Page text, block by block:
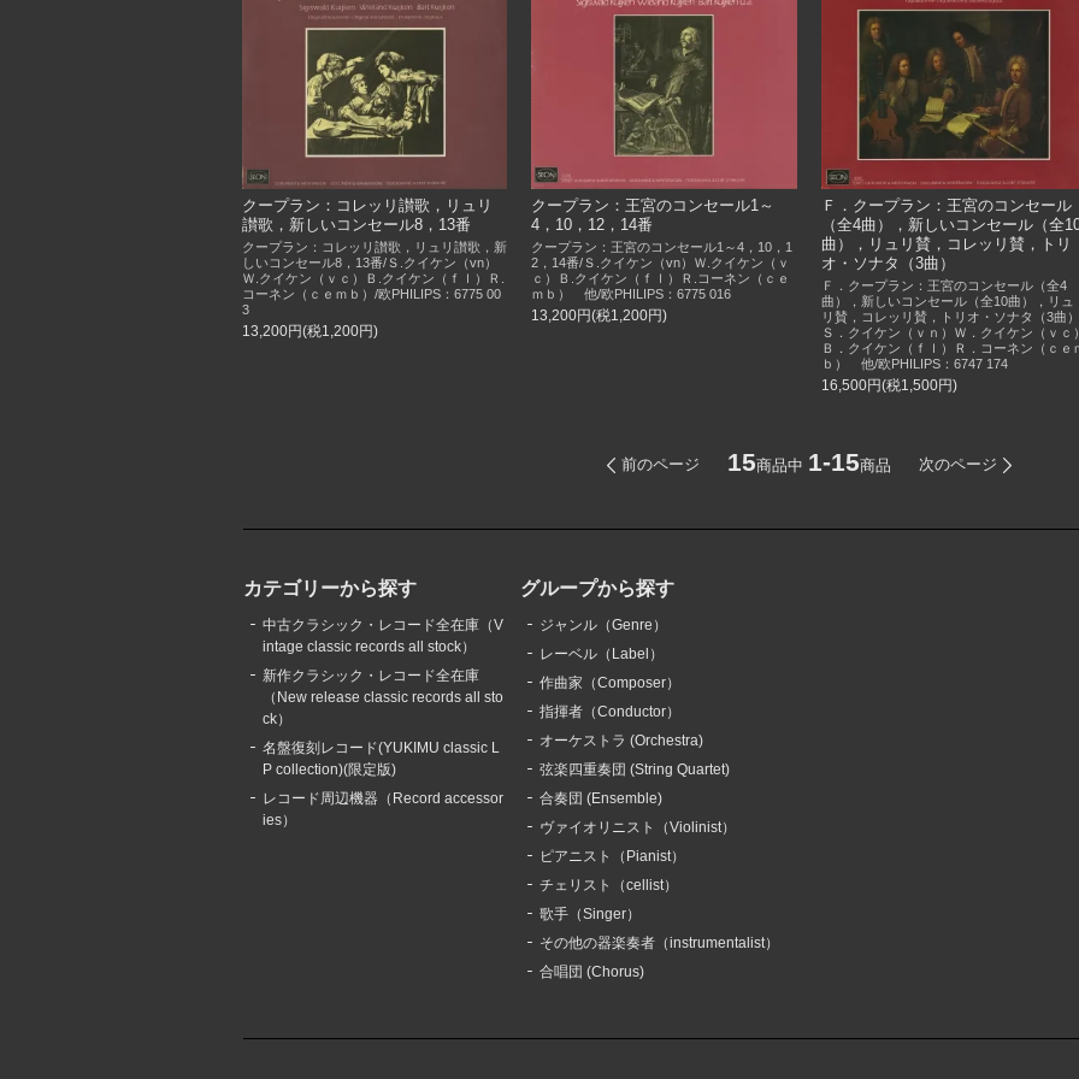
クープラン：コレッリ讃歌，リュリ
讃歌，新しいコンセール8，13番
クープラン：コレッリ讃歌，リュリ讃歌，新
しいコンセール8，13番/Ｓ.クイケン（vn）
Ｗ.クイケン（ｖｃ）Ｂ.クイケン（ｆｌ）Ｒ.
コーネン（ｃｅｍｂ）/欧PHILIPS：6775 00
3
13,200円(税1,200円)
クープラン：王宮のコンセール1～
4，10，12，14番
クープラン：王宮のコンセール1～4，10，1
2，14番/Ｓ.クイケン（vn）Ｗ.クイケン（ｖ
ｃ）Ｂ.クイケン（ｆｌ）Ｒ.コーネン（ｃｅ
ｍｂ） 他/欧PHILIPS：6775 016
13,200円(税1,200円)
Ｆ．クープラン：王宮のコンセール
（全4曲），新しいコンセール（全
曲），リュリ賛，コレッリ賛，トリ
オ・ソナタ（3曲）
Ｆ．クープラン：王宮のコンセール（全4
曲），新しいコンセール（全10曲），リュ
リ賛，コレッリ賛，トリオ・ソナタ（3曲
Ｓ．クイケン（ｖｎ）Ｗ．クイケン（ｖｃ）
Ｂ．クイケン（ｆｌ）Ｒ．コーネン（ｃｅ
ｂ） 他/欧PHILIPS：6747 174
16,500円(税1,500円)
前のページ 15商品中 1-15商品 次のページ
カテゴリーから探す
中古クラシック・レコード全在庫（V
intage classic records all stock）
新作クラシック・レコード全在庫
（New release classic records all sto
ck）
名盤復刻レコード(YUKIMU classic L
P collection)(限定版)
レコード周辺機器（Record accessor
ies）
グループから探す
ジャンル（Genre）
レーベル（Label）
作曲家（Composer）
指揮者（Conductor）
オーケストラ (Orchestra)
弦楽四重奏団 (String Quartet)
合奏団 (Ensemble)
ヴァイオリニスト（Violinist）
ピアニスト（Pianist）
チェリスト（cellist）
歌手（Singer）
その他の器楽奏者（instrumentalist）
合唱団 (Chorus)